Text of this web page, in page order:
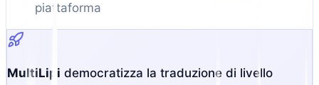
piattaforma
MultiLipi democratizza la traduzione di livello